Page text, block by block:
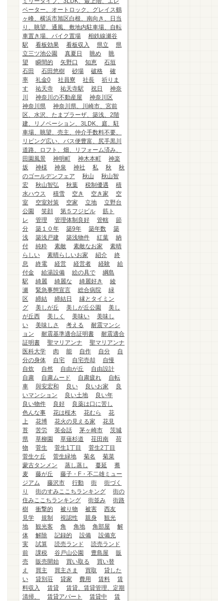
ベーター、オートロック、グレイス鶴
ヶ峰、横浜市旭区白根、南向き、日当
り、眺望、通風、敷地内駐車場、自転
車置き場、バイク置場
相鉄線瀬谷
駅
看板効果 看板収入 県立
県
立三ツ池公園
真夏日 眺め
眺
望
瞬間的 矢野口 知恵
石垣
石田
石田悠樹 砂場 破格
確
率
礼金0 社員寮 社長
祈りま
す
祐天寺 祐天寺駅 祝日
神奈
川
神奈川の不動産屋
神奈川区
神奈川県
神奈川県、川崎市、宮前
区、水沢、たまプラーザ、築浅、2階
建、リノベーション、3LDK、庭、駐
車場、眺望、売主、仲介手数料不要、
リビング広い、バス便豊富、尻手黒川
道路、ロフト、畑、リフォーム済み、
田園風景
神明町 神木本町
神楽
坂
神様 神泉 神社 私 秋
秋
のゴールデンフェア
秋山
秋山智
宏
秋山智弘 秋葉 税制優遇
積
水ハウス
積雪 空き 空き家
空
室
空室対策 空家 立地
立野台
公園
笑顔 第５フジビル
筋ト
レ
管理 管理体制良好 管轄
節
分
築１０年 築9年 築年数
築
浅
築浅戸建 築浅物件 紅葉
納
付
純粋 素敵 素敵なお家
素晴
らしい
素晴らしいお家 紹介
終
息
終電 経営 経営者 経験
給
付金
給湯設備 絵の具で
綱島
駅
綺麗 綺麗な 綺麗好き
綾
瀬
緊急事態宣言 総合病院
緑
区
締結 締結日
縁とタイミン
グ
美しが丘 美しが丘公園
美し
が丘西
美しく 美味い
美味し
い
美味しさ 考える
耐震マンシ
ョン
耐震基準適合証明書
耐震適合
証明書
聖マリアンナ
聖マリアンナ
医科大学
肉 能 自作 自分
自
分の身体
自宅 自宅売却
自慢
自炊
自然 自由が丘
自由設計
自粛
自粛ムード 自粛疲れ
自転
車
與安宏和 良い 良いお家
良
いマンション
良い土地
良い年
良い物件
良好
良薬は口に苦し
色んな事
花は桜木 花むら
花
上
花博 花火の見える家
花見
苔
苦労 英会話 茅ヶ崎市
茨城
県
草柳園 草薙杉道 荏田南
荷
物
菅生 菅生1丁目
菅生2丁目
菅生ケ丘
菅生緑地 菊名
菊菜
蒙古タンメン
蒸し蒸し 蔓延
蕎
麦
藤が丘
藤子・F・不二雄ミュー
ジアム
藤沢市 行動 街
街づく
り
街のすみここちランキング
街の
住みここちランキング
街並み
街路
樹
衝撃的 被り物 被害
西友
見学
規制 視認性 親身
観光
地
観光客 角 角地 角部屋
解
体
解除 記録的 設備
設備充
実
試算 読売ランド
読売ランド
前
課税 谷戸山公園 豊島屋
販
売
販売開始 買い取る
買い替
え
買主 買主さま 買取
貸した
い
貸別荘 貸家 費用 賃料
賃
料収入
賃貸
賃貸、賃貸管理、定期
清掃、
賃貸アパート 賃貸中
賃